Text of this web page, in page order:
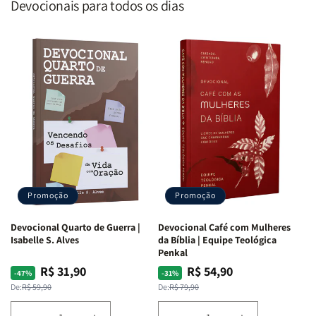
Devocionais para todos os dias
Promoção
Devocional Quarto de Guerra |
Isabelle S. Alves
-47%
Preço
normal
De:R$ 59,90
Preço
promocional
R$ 31,90
Promoção
Devocional Café com Mulheres
da Bíblia | Equipe Teológica
Penkal
-31%
Preço
normal
De:R$ 79,90
Preço
promocional
R$ 54,90